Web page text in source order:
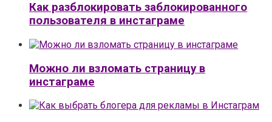
Как разблокировать заблокированного
пользователя в инстаграме
Можно ли взломать страницу в
инстаграме